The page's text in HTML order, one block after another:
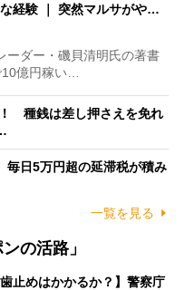
経験 ｜ 突然マルサがや…
ダー・磯貝清明氏の著書
億円稼い…
！ 種銭は差し押さえを免れ
日5万円超の延滞税が積み
一覧を見る
の活路」
止めはかかるか？】警察庁